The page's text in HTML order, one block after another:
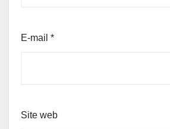
E-mail *
Site web